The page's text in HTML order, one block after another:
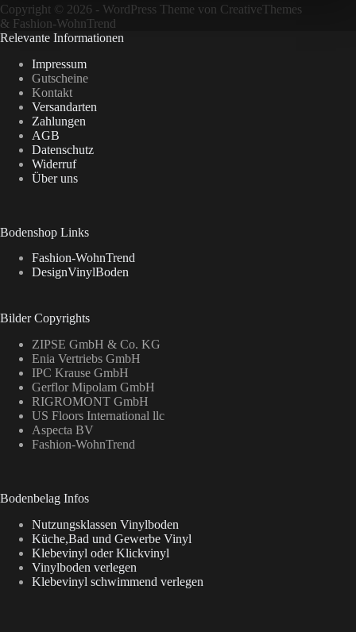
Copyright © 2026 - WordPress Theme von CreativeThemes
& Fashion-WohnTrend
Relevante Informationen
Impressum
Gutscheine
Kontakt
Versandarten
Zahlungen
AGB
Datenschutz
Widerruf
Über uns
Bodenshop Links
Fashion-WohnTrend
DesignVinylBoden
Bilder Copyrights
ZIPSE GmbH & Co. KG
Enia Vertriebs GmbH
IPC Krause GmbH
Gerflor Mipolam GmbH
RIGROMONT GmbH
US Floors International llc
Aspecta BV
Fashion-WohnTrend
Bodenbelag Infos
Nutzungsklassen Vinylboden
Küche,Bad und Gewerbe Vinyl
Klebevinyl oder Klickvinyl
Vinylboden verlegen
Klebevinyl schwimmend verlegen